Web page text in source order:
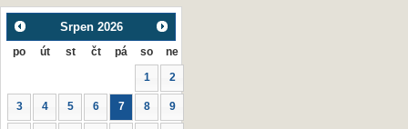
Srpen 2026
po út st čt pá so ne
1 2
3 4 5 6 7 8 9